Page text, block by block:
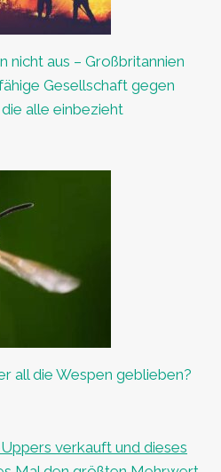
nicht aus – Großbritannien
Gesellschaft gegen
alle einbezieht
all die Wespen geblieben?